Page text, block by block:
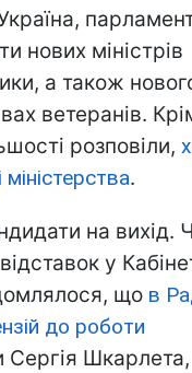
нових міністрів
а також
ветеранів.
розповіли,
.
на вихід.
у
що в
до роботи
Сергія Шкарлета,